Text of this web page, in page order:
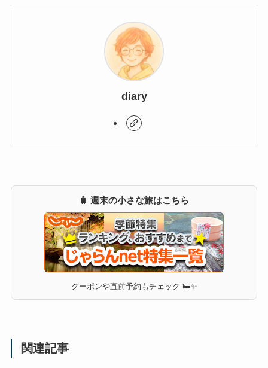
diary
🧳 週末の小さな旅はこちら
クーポンや直前予約もチェック 🛏✨
関連記事